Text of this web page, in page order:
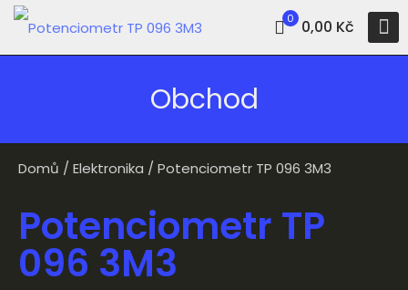
0 0,00 Kč
Obchod
Domů / Elektronika / Potenciometr TP 096 3M3
Potenciometr TP
096 3M3